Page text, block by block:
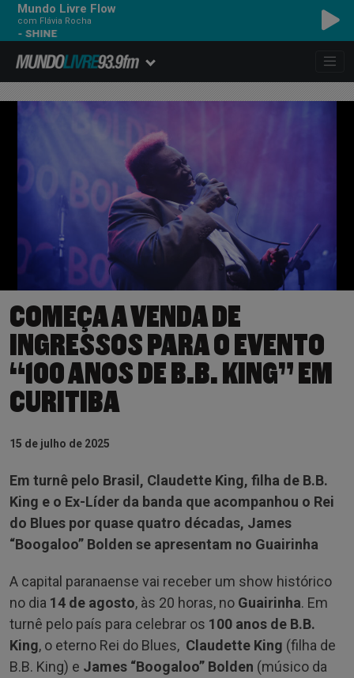
Mundo Livre Flow
com Flávia Rocha
COMEÇA A VENDA DE
INGRESSOS PARA O EVENTO
“100 ANOS DE B.B. KING” EM
CURITIBA
15 de julho de 2025
Em turnê pelo Brasil, Claudette King, filha de B.B.
King e o Ex-Líder da banda que acompanhou o Rei
do Blues por quase quatro décadas, James
“Boogaloo” Bolden se apresentam no Guairinha
A capital paranaense vai receber um show histórico
no dia 14 de agosto, às 20 horas, no Guairinha. Em
turnê pelo país para celebrar os 100 anos de B.B.
King, o eterno Rei do Blues, Claudette King (filha de
B.B. King) e James “Boogaloo” Bolden (músico da